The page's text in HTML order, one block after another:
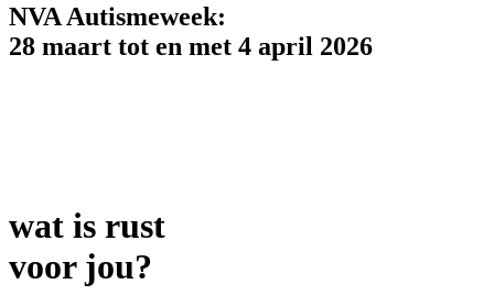
NVA Autismeweek:
28 maart tot en met 4 april 2026
wat is rust
voor jou?